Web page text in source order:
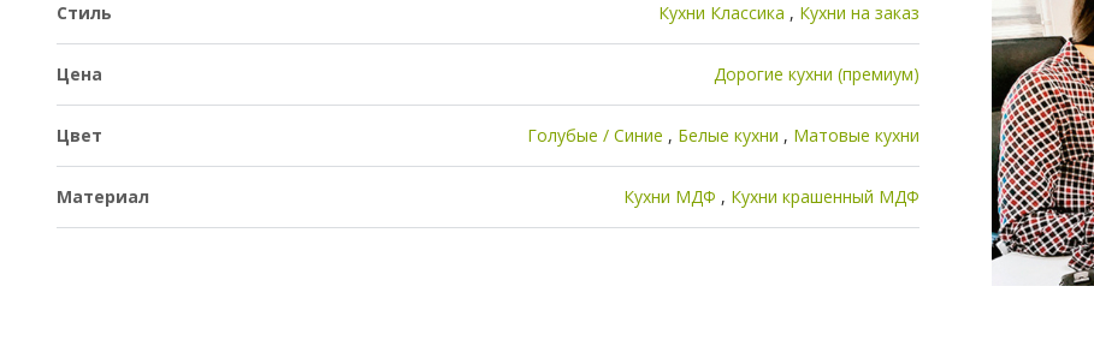
Стиль Кухни Классика Кухни на заказ
Цена Дорогие кухни (премиум)
Цвет Голубые / Синие Белые кухни Матовые кухни
Материал Кухни МДФ Кухни крашенный МДФ